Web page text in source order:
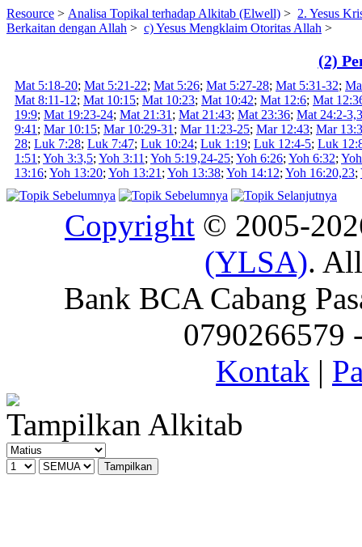
Resource > Analisa Topikal terhadap Alkitab (Elwell) > 2. Yesus
Berkaitan dengan Allah > c) Yesus Mengklaim Otoritas Allah >
(2)
Mat 5:18-20; Mat 5:21-22; Mat 5:26; Mat 5:27-28; Mat 5:31-32;
Mat 8:11-12; Mat 10:15; Mat 10:23; Mat 10:42; Mat 12:6; Mat
19:9; Mat 19:23-24; Mat 21:31 ; Mat 21:43; Mat 23:36; Mat 24:2-
9:41 ; Mar 10:15; Mar 10:29-31 ; Mar 11:23-25; Mar 12:43; Mar
28; Luk 7:28; Luk 7:47; Luk 10:24; Luk 1:19; Luk 12:4-5; Luk
1:51 ; Yoh 3:3,5; Yoh 3:11 ; Yoh 5:19,24-25; Yoh 6:26; Yoh 6:32;
13:16; Yoh 13:20; Yoh 13:21 ; Yoh 13:38; Yoh 14:12; Yoh 16:20,23;
Copyright © 2005-
(YLSA).
Bank BCA Cabang
0790266579
Kontak |
Tampilkan Alkitab